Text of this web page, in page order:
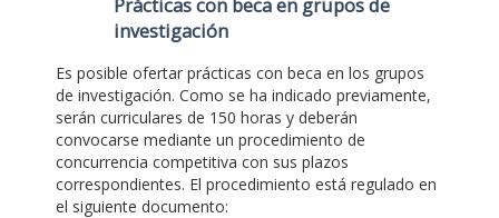
Prácticas con beca en grupos de
investigación
Es posible ofertar prácticas con beca en los grupos
de investigación. Como se ha indicado previamente,
serán curriculares de 150 horas y deberán
convocarse mediante un procedimiento de
concurrencia competitiva con sus plazos
correspondientes. El procedimiento está regulado en
el siguiente documento: